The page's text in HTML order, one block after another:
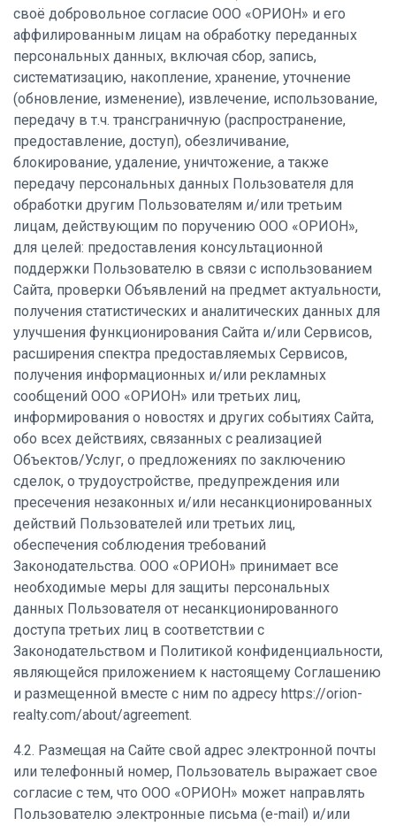
своё добровольное согласие ООО «ОРИОН» и его
аффилированным лицам на обработку переданных
персональных данных, включая сбор, запись,
систематизацию, накопление, хранение, уточнение
(обновление, изменение), извлечение, использование,
передачу в т.ч. трансграничную (распространение,
предоставление, доступ), обезличивание,
блокирование, удаление, уничтожение, а также
передачу персональных данных Пользователя для
обработки другим Пользователям и/или третьим
лицам, действующим по поручению ООО «ОРИОН»,
для целей: предоставления консультационной
поддержки Пользователю в связи с использованием
Сайта, проверки Объявлений на предмет актуальности,
получения статистических и аналитических данных для
улучшения функционирования Сайта и/или Сервисов,
расширения спектра предоставляемых Сервисов,
получения информационных и/или рекламных
сообщений ООО «ОРИОН» или третьих лиц,
информирования о новостях и других событиях Сайта,
обо всех действиях, связанных с реализацией
Объектов/Услуг, о предложениях по заключению
сделок, о трудоустройстве, предупреждения или
пресечения незаконных и/или несанкционированных
действий Пользователей или третьих лиц,
обеспечения соблюдения требований
Законодательства. ООО «ОРИОН» принимает все
необходимые меры для защиты персональных
данных Пользователя от несанкционированного
доступа третьих лиц в соответствии с
Законодательством и Политикой конфиденциальности,
являющейся приложением к настоящему Соглашению
и размещенной вместе с ним по адресу https://orion-
realty.com/about/agreement.
4.2. Размещая на Сайте свой адрес электронной почты
или телефонный номер, Пользователь выражает свое
согласие с тем, что ООО «ОРИОН» может направлять
Пользователю электронные письма (e-mail) и/или